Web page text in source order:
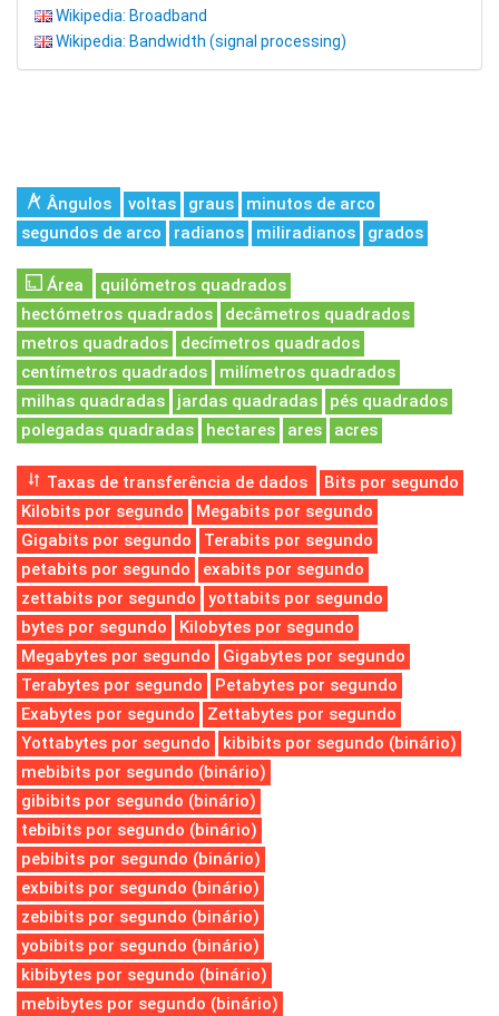
Wikipedia: Broadband
Wikipedia: Bandwidth (signal processing)
Ângulos voltas graus
minutos de arco
segundos de arco
radianos miliradianos grados
Área
quilómetros quadrados
hectómetros quadrados
decâmetros quadrados
metros quadrados
decímetros quadrados
centímetros quadrados
milímetros quadrados
milhas quadradas
jardas quadradas
pés quadrados
polegadas quadradas
hectares ares acres
Taxas de transferência de dados
Bits por segundo
Kilobits por segundo
Megabits por segundo
Gigabits por segundo
Terabits por segundo
petabits por segundo
exabits por segundo
zettabits por segundo
yottabits por segundo
bytes por segundo
Kilobytes por segundo
Megabytes por segundo
Gigabytes por segundo
Terabytes por segundo
Petabytes por segundo
Exabytes por segundo
Zettabytes por segundo
Yottabytes por segundo
kibibits por segundo (binário)
mebibits por segundo (binário)
gibibits por segundo (binário)
tebibits por segundo (binário)
pebibits por segundo (binário)
exbibits por segundo (binário)
zebibits por segundo (binário)
yobibits por segundo (binário)
kibibytes por segundo (binário)
mebibytes por segundo (binário)